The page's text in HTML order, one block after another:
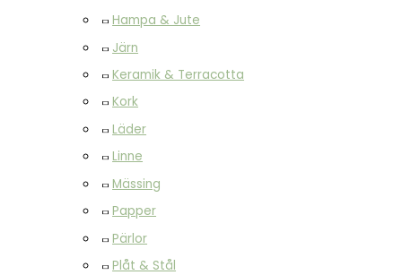
Hampa & Jute
Järn
Keramik & Terracotta
Kork
Läder
Linne
Mässing
Papper
Pärlor
Plåt & Stål